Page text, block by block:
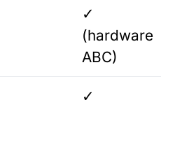
✓
(hardware
ABC)
✓